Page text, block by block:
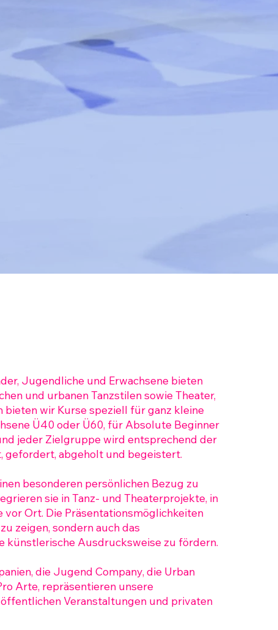
Jugendliche und Erwachsene bieten
und urbanen Tanzstilen sowie Theater,
bieten wir Kurse speziell für ganz kleine
Ü40 oder Ü60, für Absolute Beginner
jeder Zielgruppe wird entsprechend der
abgeholt und begeistert.
besonderen persönlichen Bezug zu
sie in Tanz- und Theaterprojekte, in
Ort. Die Präsentationsmöglichkeiten
zeigen, sondern auch das
künstlerische Ausdrucksweise zu fördern.
die Jugend Company, die Urban
Arte, repräsentieren unsere
Veranstaltungen und privaten